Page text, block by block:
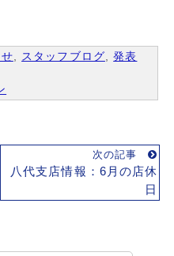
スタッフブログ ,発表
次の記事
八代支店情報：6月の店休
日